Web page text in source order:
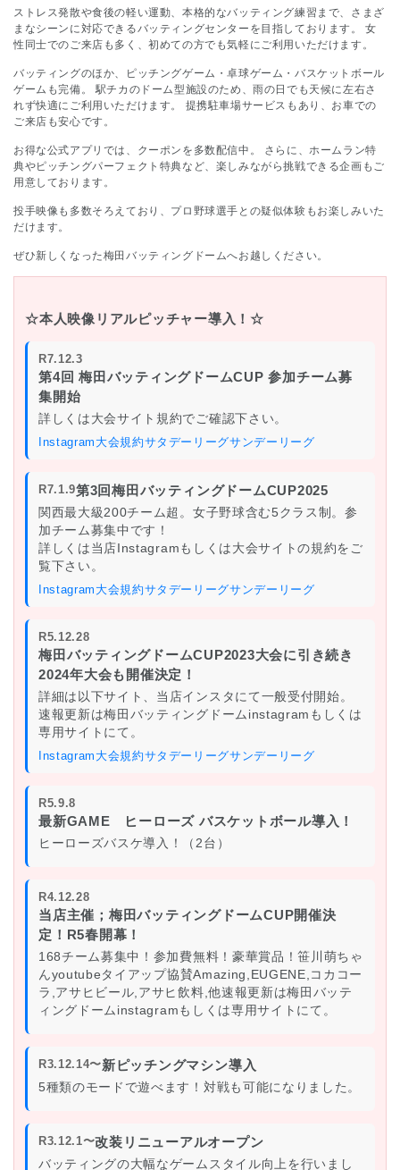
ストレス発散や食後の軽い運動、本格的なバッティング練習まで、さまざ
まなシーンに対応できるバッティングセンターを目指しております。 女
性同士でのご来店も多く、初めての方でも気軽にご利用いただけます。
バッティングのほか、ピッチングゲーム・卓球ゲーム・バスケットボール
ゲームも完備。
駅チカのドーム型施設のため、雨の日でも天候に左右さ
れず快適にご利用いただけます。
提携駐車場サービスもあり、お車での
ご来店も安心です。
お得な公式アプリでは、クーポンを多数配信中。
さらに、ホームラン特
典やピッチングパーフェクト特典など、楽しみながら挑戦できる企画も ご
用意しております。
投手映像も多数そろえており、プロ野球選手との疑似体験もお楽しみいた
だけます。
ぜひ新しくなった梅田バッティングドームへお越しください。
☆本人映像リアルピッチャー導入！☆
R7.12.3
第4回 梅田バッティングドームCUP 参加チーム募
集開始
詳しくは大会サイト規約でご確認下さい。
Instagram 大会規約サタデーリーグサンデーリーグ
R7.1.9第3回梅田バッティングドームCUP2025
関西最大級200チーム超。女子野球含む5クラス制。参
加チーム募集中です！
詳しくは当店Instagramもしくは大会サイトの規約をご
覧下さい。
Instagram 大会規約サタデーリーグサンデーリーグ
R5.12.28
梅田バッティングドームCUP2023大会に引き続き
2024年大会も開催決定！
詳細は以下サイト、当店インスタにて一般受付開始。
速報更新は梅田バッティングドームinstagramもしくは
専用サイトにて。
Instagram 大会規約サタデーリーグサンデーリーグ
R5.9.8
最新GAME ヒーローズ バスケットボール導入！
ヒーローズバスケ導入！（2台）
R4.12.28
当店主催；梅田バッティングドームCUP開催決
定！R5春開幕！
168チーム募集中！参加費無料！ 豪華賞品！笹川萌ちゃ
んyoutube タイアップ協賛Amazing,EUGENE,コカコー
ラ,アサヒビール,アサヒ飲料,他速報更新は梅田バッテ
ィングドームinstagramもしくは専用サイトにて。
R3.12.14〜新ピッチングマシン導入
5種類のモードで遊べます！対戦も可能になりました。
R3.12.1〜改装リニューアルオープン
バッティングの大幅なゲームスタイル向上を行いまし